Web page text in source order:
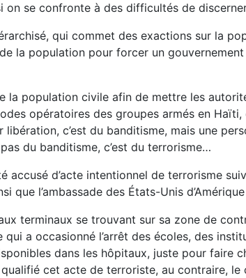
se confronte à des difficultés de
qui commet des exactions sur la
la population pour forcer un
la population civile afin de mettre les
opératoires des groupes armés en
c’est du banditisme, mais une
du banditisme, c’est du terrorisme…
accusé d’acte intentionnel de terrorisme
l’ambassade des États-Unis
terminaux se trouvant sur sa zone de
a occasionné l’arrêt des écoles, des
dans les hôpitaux, juste pour faire
cet acte de terroriste, au contraire,